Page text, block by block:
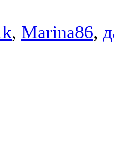
, Marina86,